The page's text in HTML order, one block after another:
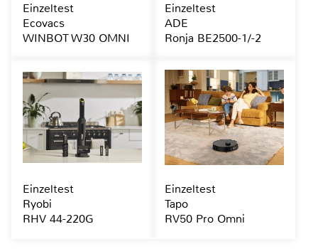
Einzeltest
Ecovacs
WINBOT W30 OMNI
Einzeltest
ADE
Ronja BE2500-1/-2
Einzeltest
Ryobi
RHV 44-220G
Einzeltest
Tapo
RV50 Pro Omni